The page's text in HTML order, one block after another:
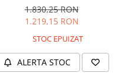
1.830,25 RON
1.219,15 RON
STOC EPUIZAT
ALERTA STOC